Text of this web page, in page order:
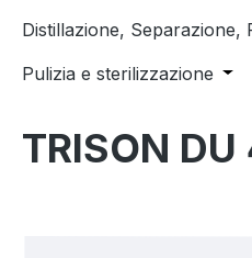
Distillazione, Separazione,
Pulizia e sterilizzazione
TRISON